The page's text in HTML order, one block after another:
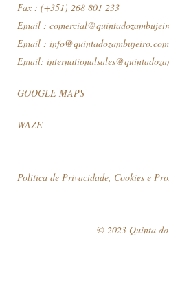
Fax : (+351) 268 801 233
Email :
Email : info@quintadozambujeiro.com
Email:
GOOGLE MAPS
WAZE
Política de Privacidade, Cookies e
© 2023 Quinta